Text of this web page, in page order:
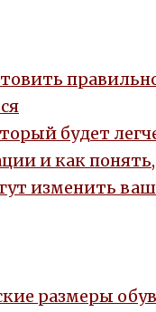
будет
и как
изменить
размеры